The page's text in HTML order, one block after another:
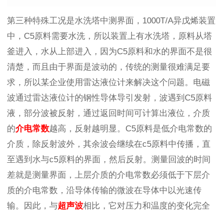
第三种特殊工况是水洗塔中测界面，1000T/A异戊烯装置
中，C5原料需要水洗，所以装置上有水洗塔，原料从塔
釜进入，水从上部进入，因为C5原料和水的界面不是很
清楚，而且由于界面是波动的，传统的测量很难满足要
求，所以某企业使用雷达液位计来解决这个问题。电磁
波通过雷达液位计的钢性导体导引发射，波遇到C5原料
液，部分波被反射，通过返回时间可计算出液位，介质
的介电常数越高，反射越明显。C5原料是低介电常数的
介质，除反射波外，其余波会继续在c5原料中传播，直
至遇到水与c5原料的界面，然后反射。测量回波的时间
差就是测量界面，上层介质的介电常数必须低于下层介
质的介电常数，沿导体传输的微波在导体中以光速传
输。因此，与超声波相比，它对压力和温度的变化完全